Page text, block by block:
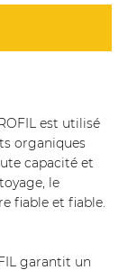
est utilisé
organiques
capacité et
le
fiable et fiable.
garantit un